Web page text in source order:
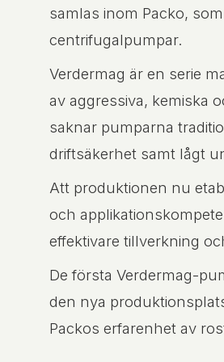
samlas inom Packo,
centrifugalpumpar.
Verdermag är en serie
av aggressiva, kemiska
saknar pumparna
driftsäkerhet samt lågt
Att produktionen nu
och
effektivare tillverkning
De första Verdermag-
den nya
Packos erfarenhet av